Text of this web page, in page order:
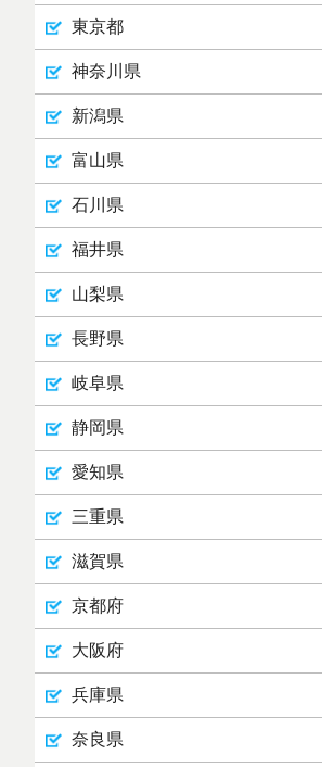
東京都
神奈川県
新潟県
富山県
石川県
福井県
山梨県
長野県
岐阜県
静岡県
愛知県
三重県
滋賀県
京都府
大阪府
兵庫県
奈良県